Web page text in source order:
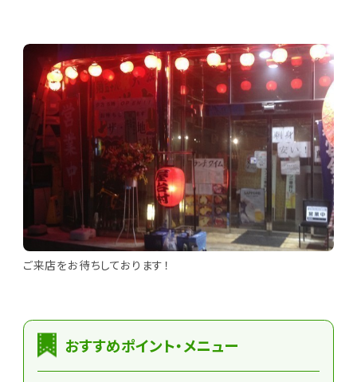
ご来店をお待ちしております！
おすすめポイント・メニュー